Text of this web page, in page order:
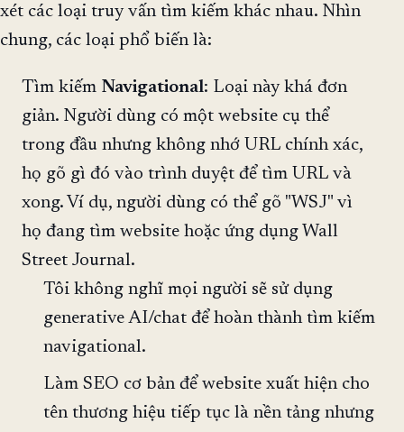
xét các loại truy vấn tìm kiếm khác nhau. Nhìn
chung, các loại phổ biến là:
Tìm kiếm Navigational: Loại này khá đơn
giản. Người dùng có một website cụ thể
trong đầu nhưng không nhớ URL chính xác,
họ gõ gì đó vào trình duyệt để tìm URL và
xong. Ví dụ, người dùng có thể gõ "WSJ" vì
họ đang tìm website hoặc ứng dụng Wall
Street Journal.
Tôi không nghĩ mọi người sẽ sử dụng
generative AI/chat để hoàn thành tìm kiếm
navigational.
Làm SEO cơ bản để website xuất hiện cho
tên thương hiệu tiếp tục là nền tảng nhưng